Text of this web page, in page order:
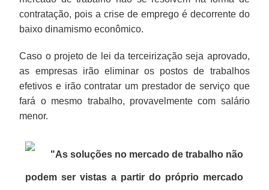
contratação, pois a crise de emprego é decorrente do
baixo dinamismo econômico.
Caso o projeto de lei da terceirização seja aprovado,
as empresas irão eliminar os postos de trabalhos
efetivos e irão contratar um prestador de serviço que
fará o mesmo trabalho, provavelmente com salário
menor.
"As soluções no mercado de trabalho não
podem ser vistas a partir do próprio mercado